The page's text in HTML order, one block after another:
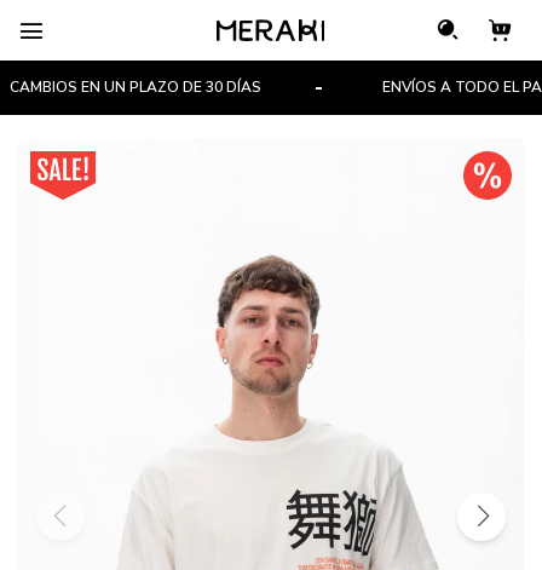

EN UN PLAZO DE 30 DÍAS ENVÍOS A TODO EL PAÍS